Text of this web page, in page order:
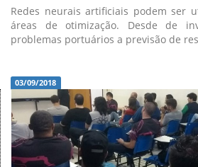
Redes neurais artificiais podem ser
áreas de otimização. Desde de
problemas portuários a previsão de
03/09/2018